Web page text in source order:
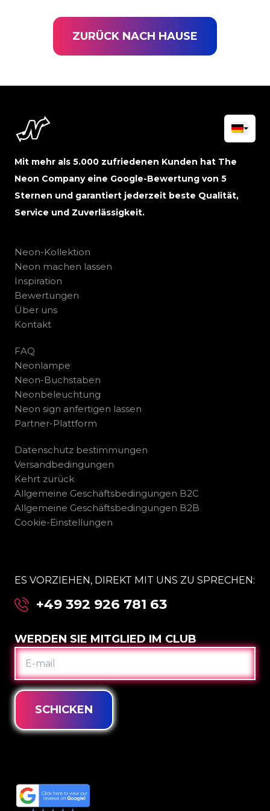
ZURÜCK NACH HAUSE
Mit mehr als 5.000 zufriedenen Kunden hat The
Neon Company eine Google-Bewertung von 5
Sternen und garantiert jederzeit beste Qualität,
Service und Zuverlässigkeit.
Neon-Kollektion
Neon machen lassen
Inspiration
Bewertungen
Über uns
Kontakt
FAQ
Neonlampe
Neon-Buchstaben
Neonbeleuchtung
Neon sign anfertigen lassen
Partner-Plattform
Datenschutz bestimmungen
Versandbedingungen
Kehrt zurück
Allgemeine Geschäftsbedingungen B2C
Allgemeine Geschäftsbedingungen B2B
Cookie-Einstellungen
ES VORZIEHEN, DIREKT MIT UNS ZU SPRECHEN:
+49 392 926 781 63
WERDEN SIE MITGLIED IM CLUB
E-
MAIL
SCHICKEN